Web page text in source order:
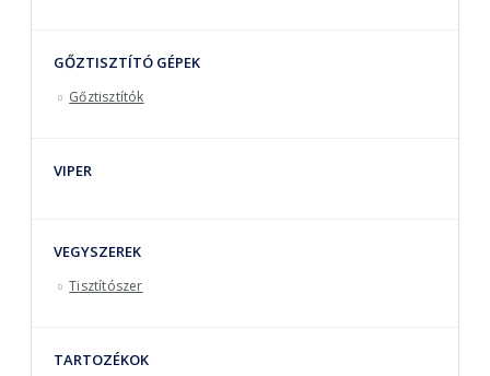
GŐZTISZTÍTÓ GÉPEK
Gőztisztítók
VIPER
VEGYSZEREK
Tisztítószer
TARTOZÉKOK